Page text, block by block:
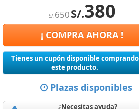
S/.650S/.380
¡ COMPRA AHORA !
Tienes un cupón disponible comprando
este producto.
Plazas disponibles
¿Necesitas ayuda?